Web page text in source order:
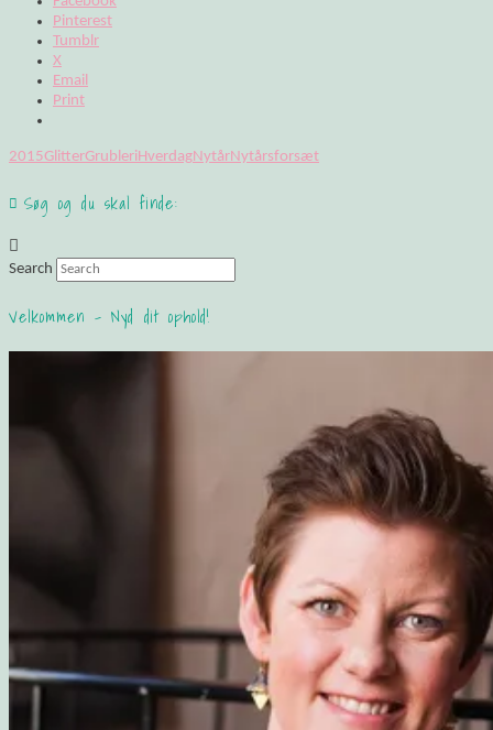
Pinterest
Tumblr
X
Email
Print
2015GlitterGrubleriHverdagNytårNytårsforsæt
Søg og du skal finde:
Search
Velkommen – Nyd dit ophold!